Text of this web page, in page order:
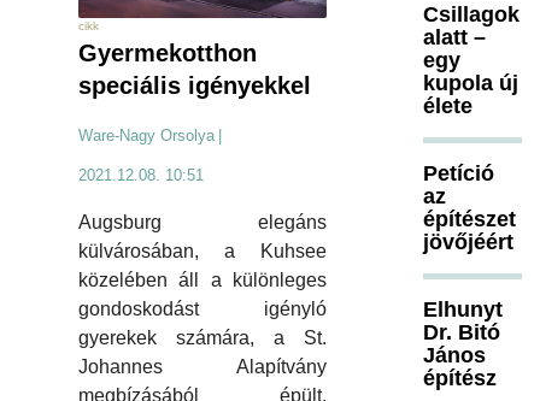
cikk
Gyermekotthon
speciális igényekkel
Ware-Nagy Orsolya
2021.12.08. 10:51
Augsburg elegáns
külvárosában, a Kuhsee
közelében áll a különleges
gondoskodást igényló
gyerekek számára, a St.
Johannes Alapítvány
megbízásából épült,
Csillagok
alatt –
egy
kupola új
élete
Petíció
az
építészet
jövőjéért
Elhunyt
Dr. Bitó
János
építész